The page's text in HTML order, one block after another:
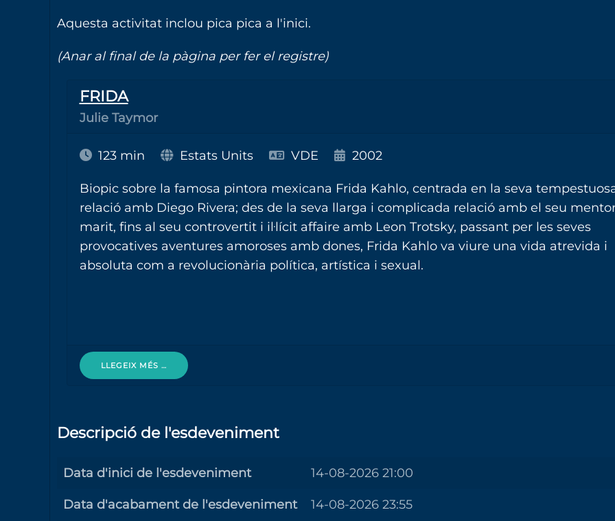
Aquesta activitat inclou pica pica a l'inici.
(Anar al final de la pàgina per fer el registre)
FRIDA
Julie Taymor
123 min Estats Units VDE 2002
Biopic sobre la famosa pintora mexicana Frida Kahlo, centrada en la seva
relació amb Diego Rivera; des de la seva llarga i complicada relació amb el seu
marit, fins al seu controvertit i il·lícit affaire amb Leon Trotsky, passant per les seves
provocatives aventures amoroses amb dones, Frida Kahlo va viure una vida atrevida i
absoluta com a revolucionària política, artística i sexual.
LLEGEIX MÉS …
Descripció de l'esdeveniment
Data d'inici de l'esdeveniment 14-08-2026 21:00
Data d'acabament de l'esdeveniment 14-08-2026 23:55